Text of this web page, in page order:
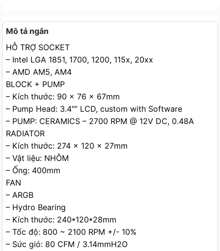
Mô tả ngắn
HỖ TRỢ SOCKET
– Intel LGA 1851, 1700, 1200, 115x, 20xx
– AMD AM5, AM4
BLOCK + PUMP
– Kích thước: 90 x 76 x 67mm
– Pump Head: 3.4″” LCD, custom with Software
– PUMP: CERAMICS – 2700 RPM @ 12V DC, 0.48A
RADIATOR
– Kích thước: 274 x 120 x 27mm
– Vật liệu: NHÔM
– Ống: 400mm
FAN
– ARGB
– Hydro Bearing
– Kích thước: 240*120*28mm
– Tốc độ: 800 ~ 2100 RPM +/- 10%
– Sức gió: 80 CFM / 3.14mmH2O